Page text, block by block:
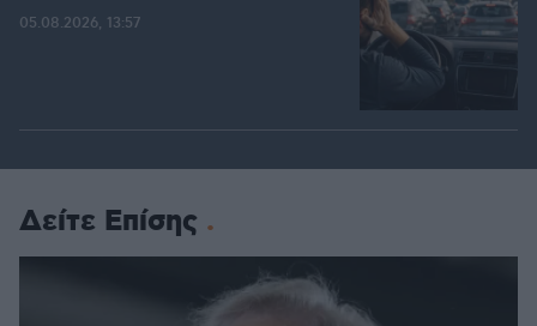
05.08.2026, 13:57
Δείτε Επίσης